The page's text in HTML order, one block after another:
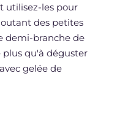
utilisez-les pour
des petites
demi-branche de
plus qu'à déguster
gelée de